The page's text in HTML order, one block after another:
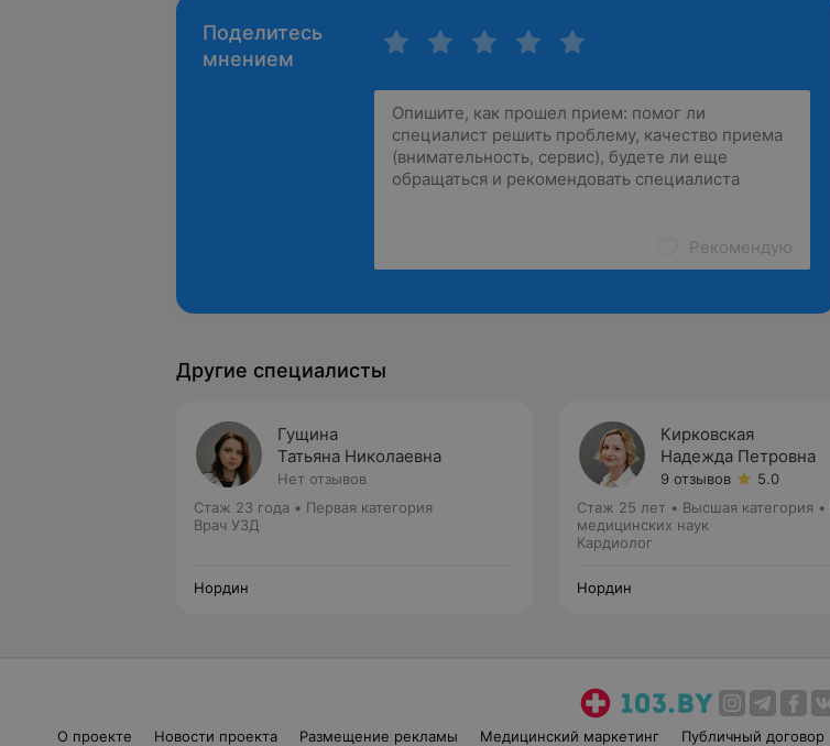
Поделитесь
мнением
Рекомендую
Другие специалисты
Гущина
Татьяна Николаевна
Нет отзывов
Стаж 23 года • Первая категория
Врач УЗД
Нордин
Кирковская
Надежда Петровна
9 отзывов
5.0
Стаж 25 лет • Высшая категория •
медицинских наук
Кардиолог
Нордин
О проекте Новости проекта Размещение рекламы Медицинский маркетинг Публичный договор